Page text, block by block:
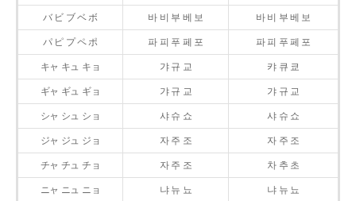
バ ビ ブ ベ ボ 바 비 부 베 보 바 비 부 베 보
パ ピ プ ペ ポ 파 피 푸 페 포 파 피 푸 페 포
キャ キュ キョ 갸 규 교 캬 큐 쿄
ギャ ギュ ギョ 갸 규 교 갸 규 교
シャ シュ ショ 샤 슈 쇼 샤 슈 쇼
ジャ ジュ ジョ 자 주 조 자 주 조
チャ チュ チョ 자 주 조 차 추 초
ニャ ニュ ニョ 냐 뉴 뇨 냐 뉴 뇨